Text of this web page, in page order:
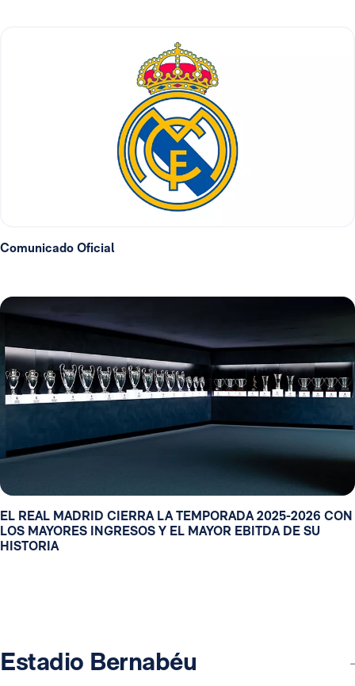
Comunicado Oficial
EL REAL MADRID CIERRA LA TEMPORADA 2025-2026 CON
LOS MAYORES INGRESOS Y EL MAYOR EBITDA DE SU
HISTORIA
Estadio Bernabéu